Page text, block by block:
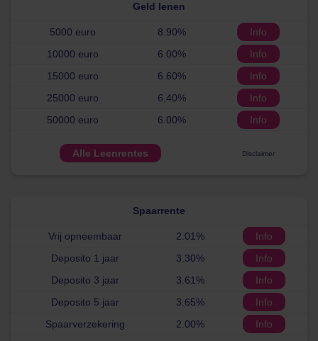
Geld lenen
5000 euro 8.90%
Info
10000 euro
6.00%
Info
15000 euro
6.60%
Info
25000 euro
6,40%
Info
50000 euro
6.00% Info
Alle Leenrentes Disclaimer
Spaarrente
Vrij opneembaar 2.01%
Info
Deposito 1 jaar
3.30%
Info
Deposito 3 jaar
3.61%
Info
Deposito 5 jaar
3.65%
Info
Spaarverzekering
2.00% Info